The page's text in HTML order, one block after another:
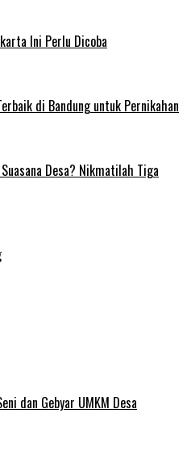
Ini Perlu Dicoba
di Bandung untuk Pernikahan
Desa? Nikmatilah Tiga
dan Gebyar UMKM Desa